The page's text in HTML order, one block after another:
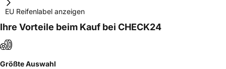
EU Reifenlabel anzeigen
Ihre Vorteile beim Kauf bei CHECK24
Größte Auswahl